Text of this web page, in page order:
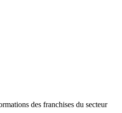
des franchises du secteur